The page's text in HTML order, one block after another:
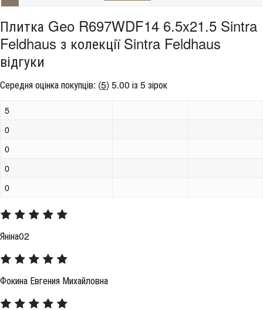
Плитка Geo R697WDF14 6.5x21.5 Sintra
Feldhaus з колекції Sintra Feldhaus
відгуки
Середня оцінка покупців: (5) 5.00 із 5 зірок
5
0
0
0
0
Яніна02
Фокина Евгения Михайловна